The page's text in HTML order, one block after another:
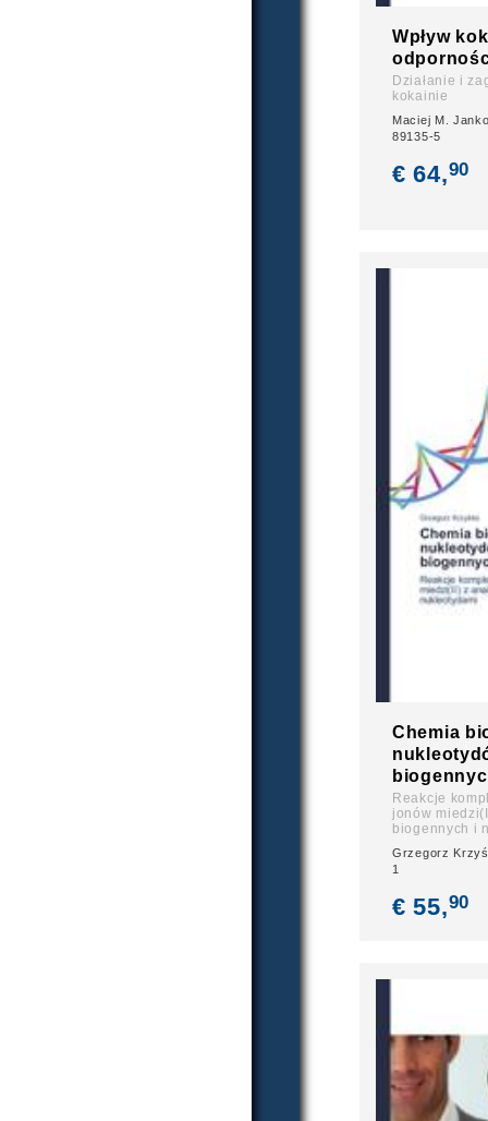
Wpływ
Działanie i
kokainie
Maciej M.
89135-5
€ 64,90
Chemia
Reakcje
jonów
biogennych i
Grzegorz
1
€ 55,90